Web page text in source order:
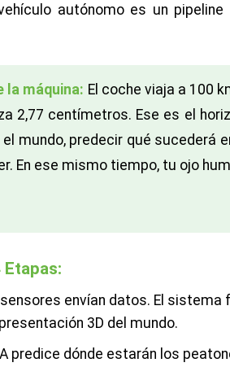
autónomo es un pipeline
la máquina: El coche viaja a 100
2,77 centímetros. Ese es el
mundo, predecir qué sucederá
En ese mismo tiempo, tu ojo
Etapas:
envían datos. El sistema
3D del mundo.
predice dónde estarán los